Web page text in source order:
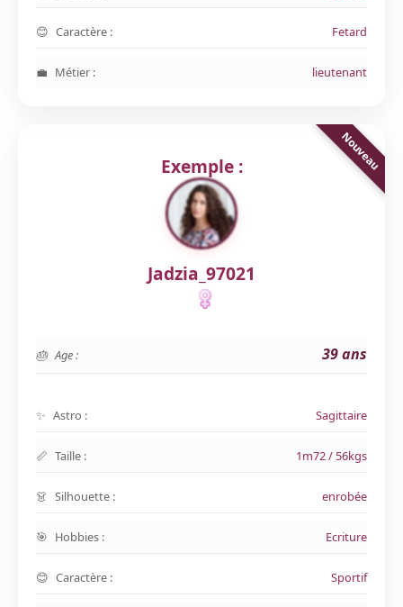
Caractère : Fetard
Métier : lieutenant
Exemple :
Jadzia_97021
Age : 39 ans
Astro : Sagittaire
Taille : 1m72 / 56kgs
Silhouette : enrobée
Hobbies : Ecriture
Caractère : Sportif